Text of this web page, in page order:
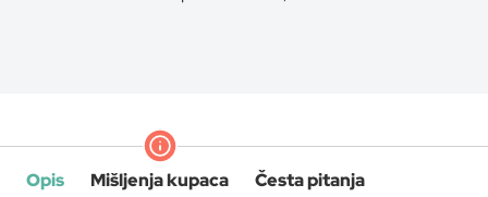
Opis Mišljenja kupaca Česta pitanja